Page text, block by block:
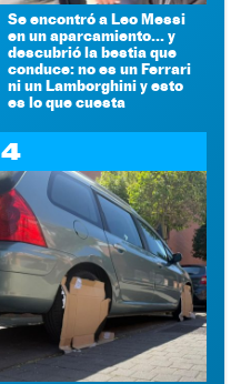
Se encontró a Leo Messi
en un aparcamiento... y
descubrió la bestia que
conduce: no es un Ferrari
ni un Lamborghini y esto
es lo que cuesta
4